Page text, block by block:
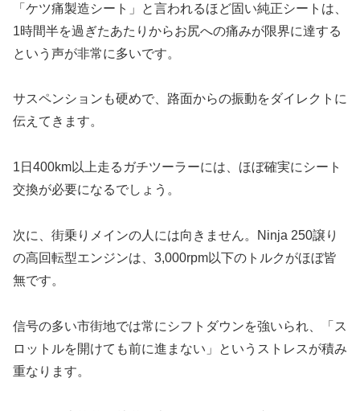
「ケツ痛製造シート」と言われるほど固い純正シートは、
1時間半を過ぎたあたりからお尻への痛みが限界に達する
という声が非常に多いです。
サスペンションも硬めで、路面からの振動をダイレクトに
伝えてきます。
1日400km以上走るガチツーラーには、ほぼ確実にシート
交換が必要になるでしょう。
次に、街乗りメインの人には向きません。Ninja 250譲り
の高回転型エンジンは、3,000rpm以下のトルクがほぼ皆
無です。
信号の多い市街地では常にシフトダウンを強いられ、「ス
ロットルを開けても前に進まない」というストレスが積み
重なります。